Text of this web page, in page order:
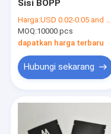
Sisi BOPP
Harga:USD 0.02-0.05 and negotiation
MOQ:10000 pcs
dapatkan harga terbaru
Hubungi sekarang